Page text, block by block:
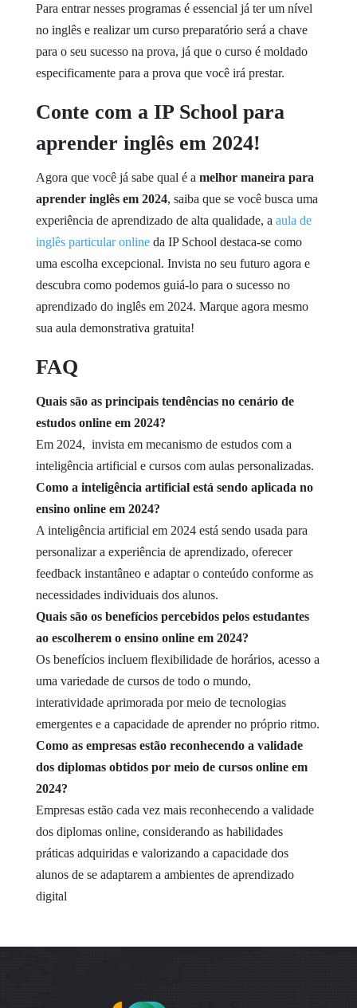
Para entrar nesses programas é essencial já ter um nível
no inglês e realizar um curso preparatório será a chave
para o seu sucesso na prova, já que o curso é moldado
especificamente para a prova que você irá prestar.
Conte com a IP School para
aprender inglês em 2024!
Agora que você já sabe qual é a melhor maneira para
aprender inglês em 2024, saiba que se você busca uma
experiência de aprendizado de alta qualidade, a aula de
inglês particular onlineda IP School destaca-se como
uma escolha excepcional. Invista no seu futuro agora e
descubra como podemos guiá-lo para o sucesso no
aprendizado do inglês em 2024. Marque agora mesmo
sua aula demonstrativa gratuita!
FAQ
Quais são as principais tendências no cenário de
estudos online em 2024?
Em 2024, invista em mecanismo de estudos com a
inteligência artificial e cursos com aulas personalizadas.
Como a inteligência artificial está sendo aplicada no
ensino online em 2024?
A inteligência artificial em 2024 está sendo usada para
personalizar a experiência de aprendizado, oferecer
feedback instantâneo e adaptar o conteúdo conforme as
necessidades individuais dos alunos.
Quais são os benefícios percebidos pelos estudantes
ao escolherem o ensino online em 2024?
Os benefícios incluem flexibilidade de horários, acesso a
uma variedade de cursos de todo o mundo,
interatividade aprimorada por meio de tecnologias
emergentes e a capacidade de aprender no próprio ritmo.
Como as empresas estão reconhecendo a validade
dos diplomas obtidos por meio de cursos online em
2024?
Empresas estão cada vez mais reconhecendo a validade
dos diplomas online, considerando as habilidades
práticas adquiridas e valorizando a capacidade dos
alunos de se adaptarem a ambientes de aprendizado
digital